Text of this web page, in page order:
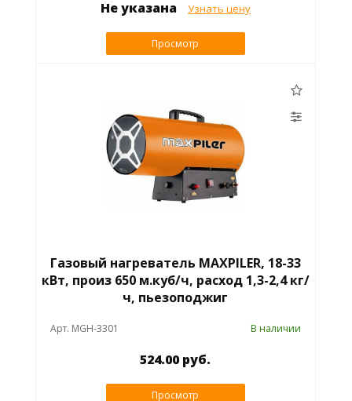
Не указана Узнать цену
Просмотр
Газовый нагреватель MAXPILER, 18-33
кВт, произ 650 м.куб/ч, расход 1,3-2,4 кг/
ч, пьезоподжиг
Арт. MGH-3301 В наличии
524.00 руб.
Просмотр